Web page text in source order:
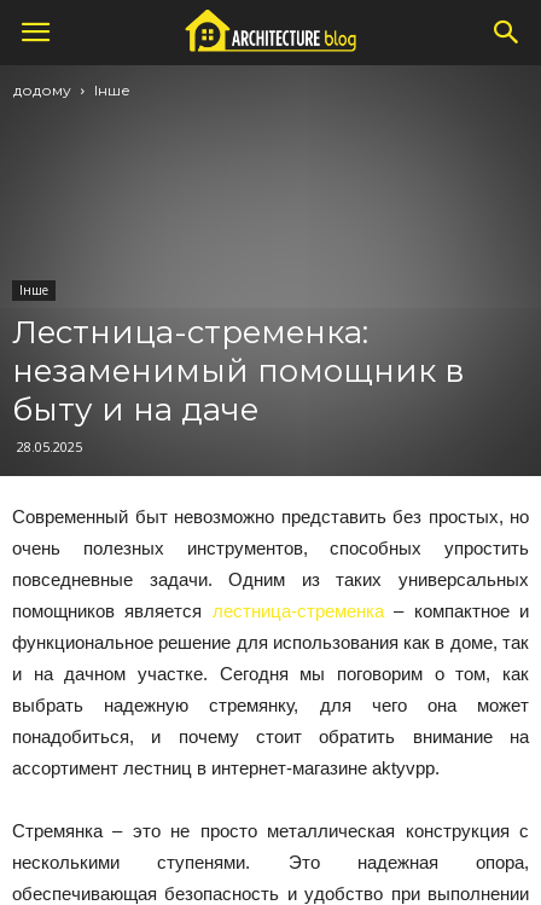
додому Інше
Інше
Лестница-стременка:
незаменимый помощник в
быту и на даче
28.05.2025
Современный быт невозможно представить без простых, но
очень полезных инструментов, способных упростить
повседневные задачи. Одним из таких универсальных
помощников является лестница-стременка– компактное и
функциональное решение для использования как в доме, так
и на дачном участке. Сегодня мы поговорим о том, как
выбрать надежную стремянку, для чего она может
понадобиться, и почему стоит обратить внимание на
ассортимент лестниц в интернет-магазине aktyvpp.
Стремянка – это не просто металлическая конструкция с
несколькими ступенями. Это надежная опора,
обеспечивающая безопасность и удобство при выполнении